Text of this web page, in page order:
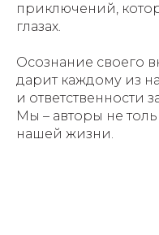
приключений,
глазах.
Осознание своего
дарит каждому из
и ответственности
Мы – авторы не
нашей жизни.